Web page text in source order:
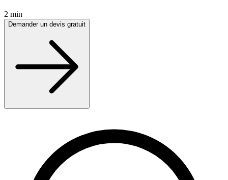
2 min
Demander un devis gratuit